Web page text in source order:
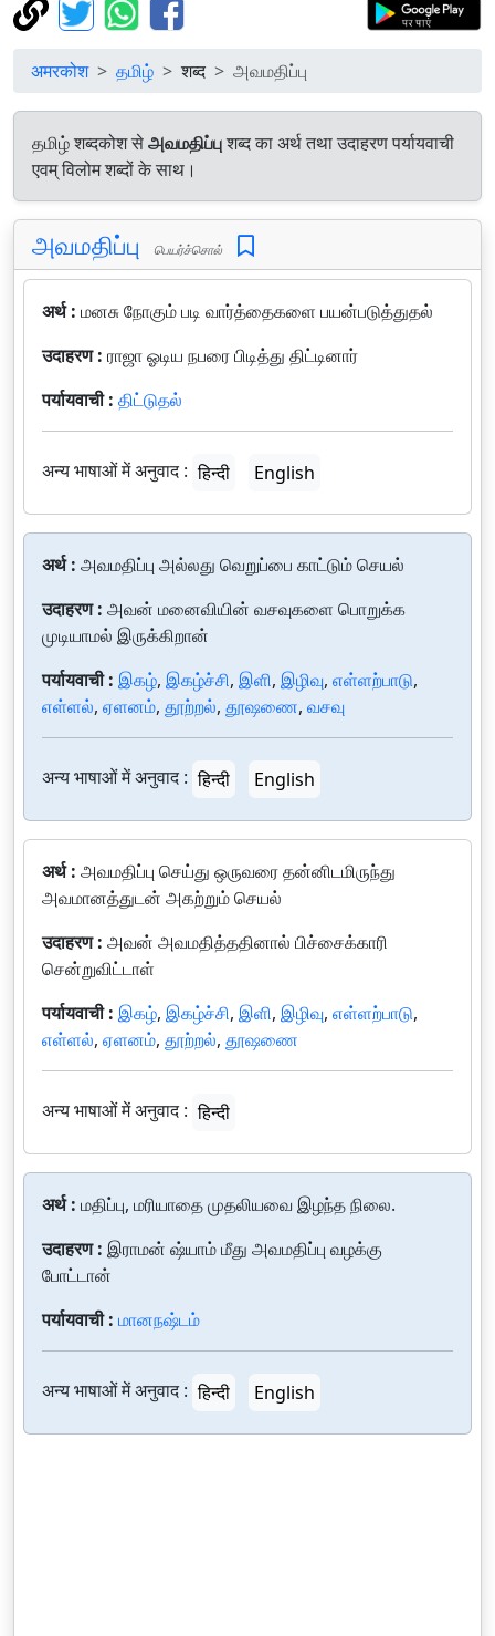
अमरकोश தமிழ் शब्द அவமதிப்பு
தமிழ் शब्दकोश सेஅவமதிப்புशब्द का अर्थ तथा उदाहरण पर्यायवाची
एवम् विलोम शब्दों के साथ।
அவமதிப்பு பெயர்ச்சொல்
अर्थ : மனசு நோகும் படி வார்த்தைகளை பயன்படுத்துதல்
उदाहरण : ராஜா ஓடிய நபரை பிடித்து திட்டினார்
पर्यायवाची : திட்டுதல்
अन्य भाषाओं में अनुवाद : हिन्दी English
अर्थ : அவமதிப்பு அல்லது வெறுப்பை காட்டும் செயல்
उदाहरण : அவன் மனைவியின் வசவுகளை பொறுக்க
முடியாமல் இருக்கிறான்
पर्यायवाची : இகழ், இகழ்ச்சி, இளி, இழிவு, எள்ளற்பாடு,
எள்ளல், ஏளனம், தூற்றல், தூஷணை, வசவு
अन्य भाषाओं में अनुवाद : हिन्दी English
अर्थ : அவமதிப்பு செய்து ஒருவரை தன்னிடமிருந்து
அவமானத்துடன் அகற்றும் செயல்
उदाहरण : அவன் அவமதித்ததினால் பிச்சைக்காரி
சென்றுவிட்டாள்
पर्यायवाची : இகழ், இகழ்ச்சி, இளி, இழிவு, எள்ளற்பாடு,
எள்ளல், ஏளனம், தூற்றல், தூஷணை
अन्य भाषाओं में अनुवाद : हिन्दी
अर्थ : மதிப்பு, மரியாதை முதலியவை இழந்த நிலை.
उदाहरण : இராமன் ஷ்யாம் மீது அவமதிப்பு வழக்கு
போட்டான்
पर्यायवाची : மானநஷ்டம்
अन्य भाषाओं में अनुवाद : हिन्दी English